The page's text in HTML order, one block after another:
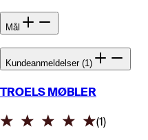
Mål
Kundeanmeldelser (1)
TROELS MØBLER
(1)